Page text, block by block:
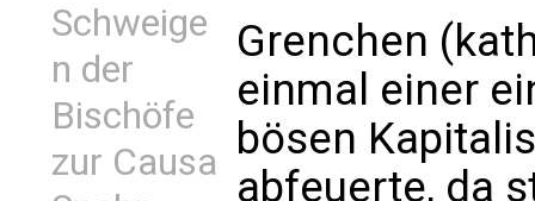
Schweige
n der
Bischöfe
zur Causa
Grenchen
einmal einer
bösen
abfeuerte, da